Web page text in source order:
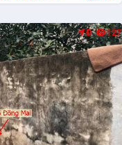
Đ 127